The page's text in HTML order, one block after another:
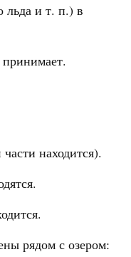
льда и т. п.) в
находится).
рядом с озером: